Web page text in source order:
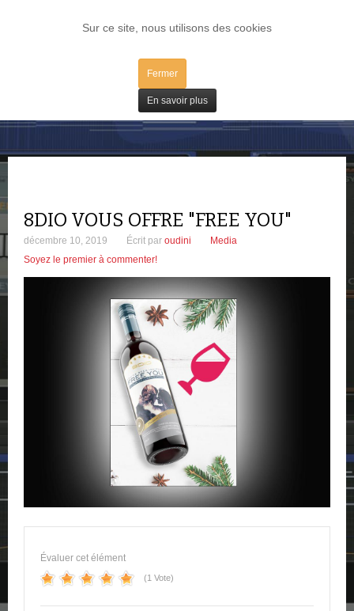
Sur ce site, nous utilisons des cookies
Fermer
En savoir plus
LOG IN
8DIO VOUS OFFRE "FREE YOU"
décembre 10, 2019 Écrit par oudini
Media
Soyez le premier à commenter!
Évaluer cet élément
(1 Vote)